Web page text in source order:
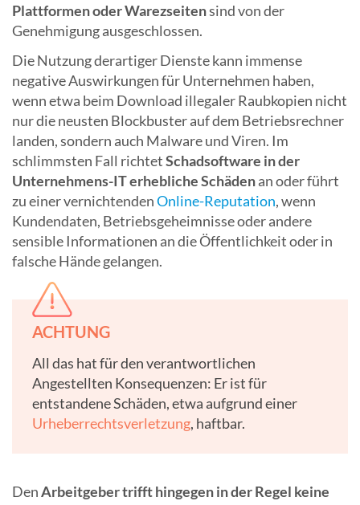
Plattformen oder Warezseitensind von der
Genehmigung ausgeschlossen.
Die Nutzung derartiger Dienste kann immense
negative Auswirkungen für Unternehmen haben,
wenn etwa beim Download illegaler Raubkopien nicht
nur die neusten Blockbuster auf dem Betriebsrechner
landen, sondern auch Malware und Viren. Im
schlimmsten Fall richtetSchadsoftware in der
Unternehmens-IT erhebliche Schädenan oder führt
zu einer vernichtendenOnline-Reputation, wenn
Kundendaten, Betriebsgeheimnisse oder andere
sensible Informationen an die Öffentlichkeit oder in
falsche Hände gelangen.
ACHTUNG
All das hat für den verantwortlichen
Angestellten Konsequenzen: Er ist für
entstandene Schäden, etwa aufgrund einer
Urheberrechtsverletzung, haftbar.
DenArbeitgeber trifft hingegen in der Regel keine